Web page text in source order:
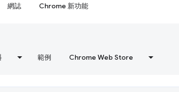
網誌 Chrome 新功能
範例 Chrome Web Store